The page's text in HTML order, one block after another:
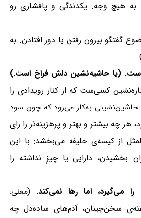
به هیچ وجه. یکدندگی و پافشاری رو
گفتگو بیرون رفتن یا دور افتادن. به
(یا حاشیه‌نشین دلش فراخ است.)
کسی‌ست که از کنار رویدادی را
حاشین‌نشینی به‌کار می‌رود که چون سود
هر چه بیشتر و بهتر و پرهزینه‌تر را رای
از کیسه‌ی خلیفه می‌بخشد: با این
بخشیدن، دارایی یا چیزِ نداشته را
می‌گیرد، اما رها نمی‌کند. (معنی:
سخن‌چینان، آدم‌های ساده‌دل چه